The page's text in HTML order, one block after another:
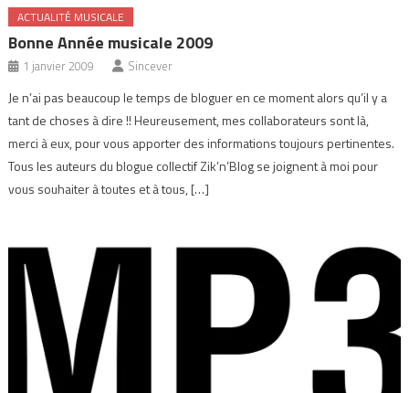
ACTUALITÉ MUSICALE
Bonne Année musicale 2009
1 janvier 2009 Sincever
Je n’ai pas beaucoup le temps de bloguer en ce moment alors qu’il y a
tant de choses à dire !! Heureusement, mes collaborateurs sont là,
merci à eux, pour vous apporter des informations toujours pertinentes.
Tous les auteurs du blogue collectif Zik’n’Blog se joignent à moi pour
vous souhaiter à toutes et à tous, […]